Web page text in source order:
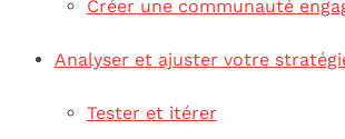
Créer une communauté
Analyser et ajuster votre
Tester et itérer